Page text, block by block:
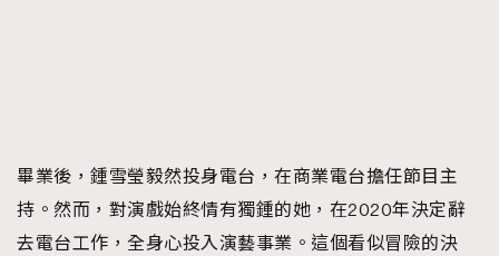
畢業後，鍾雪瑩毅然投身電台，在商業電台擔任節目主
持。然而，對演戲始終情有獨鍾的她，在2020年決定辭
去電台工作，全身心投入演藝事業。這個看似冒險的決